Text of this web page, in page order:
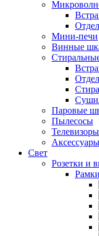
Мини-печи
Винные
Паровые
Пылесосы
Телевизоры
Свет
Розетки и
Рамки